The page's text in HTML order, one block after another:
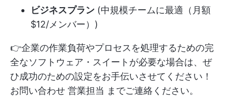
ビジネスプラン (中規模チームに最適（月額
$12/メンバー）)
👉企業の作業負荷やプロセスを処理するための完
全なソフトウェア・スイートが必要な場合は、ぜ
ひ成功のための設定をお手伝いさせてください！
お問い合わせ 営業担当 までご連絡ください。